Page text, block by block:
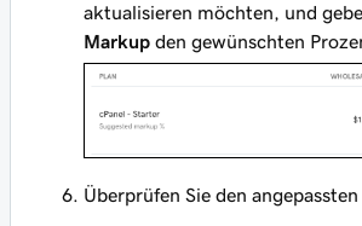
aktualisieren möchten, und
Markup den gewünschten
Überprüfen Sie den angepassten